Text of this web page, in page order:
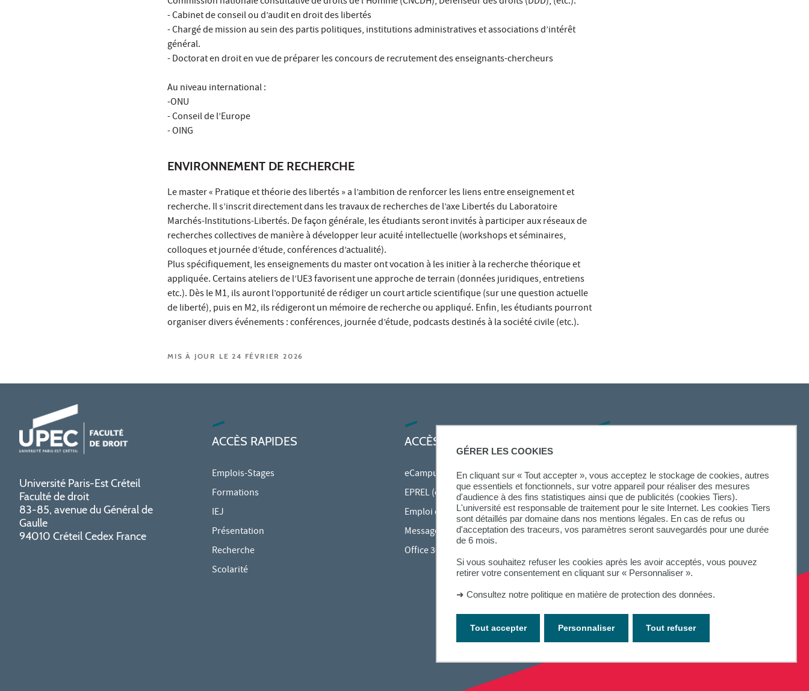
GÉRER LES COOKIES
En cliquant sur « Tout accepter », vous acceptez le stockage de cookies, autres
que essentiels et fonctionnels, sur votre appareil pour réaliser des mesures
d'audience à des fins statistiques ainsi que de publicités (cookies Tiers).
L'université est responsable de traitement pour le site Internet. Les cookies Tiers
sont détaillés par domaine dans nos mentions légales. En cas de refus ou
d'acceptation des traceurs, vos paramètres seront sauvegardés pour une durée
de 6 mois.
Si vous souhaitez refuser les cookies après les avoir acceptés, vous pouvez
retirer votre consentement en cliquant sur « Personnaliser ».
➜ Consultez notre politique en matière de protection des données.
Tout accepter Tout refuser
Personnaliser
- Cabinet de conseil ou d’audit en droit des libertés
- Chargé de mission au sein des partis politiques, institutions administratives et associations d’intérêt
général.
- Doctorat en droit en vue de préparer les concours de recrutement des enseignants-chercheurs
Au niveau international :
-ONU
- Conseil de l’Europe
- OING
ENVIRONNEMENT DE RECHERCHE
Le master « Pratique et théorie des libertés » a l’ambition de renforcer les liens entre enseignement et
recherche. Il s’inscrit directement dans les travaux de recherches de l’axe Libertés du Laboratoire
Marchés-Institutions-Libertés. De façon générale, les étudiants seront invités à participer aux réseaux de
recherches collectives de manière à développer leur acuité intellectuelle (workshops et séminaires,
colloques et journée d’étude, conférences d’actualité).
Plus spécifiquement, les enseignements du master ont vocation à les initier à la recherche théorique et
appliquée. Certains ateliers de l’UE3 favorisent une approche de terrain (données juridiques, entretiens
etc.). Dès le M1, ils auront l’opportunité de rédiger un court article scientifique (sur une question actuelle
de liberté), puis en M2, ils rédigeront un mémoire de recherche ou appliqué. Enfin, les étudiants pourront
organiser divers événements : conférences, journée d’étude, podcasts destinés à la société civile (etc.).
MIS À JOUR LE 24 FÉVRIER 2026
Université Paris-Est Créteil
Faculté de droit
83-85, avenue du Général de
Gaulle
94010 Créteil Cedex France
ACCÈS RAPIDES
Emplois-Stages
Formations
IEJ
Présentation
Recherche
Scolarité
ACCÈS PRATIQUES
eCampus
EPREL (cours en ligne)
Emploi du temps en ligne (ADE)
Messagerie étudiante
Office 365